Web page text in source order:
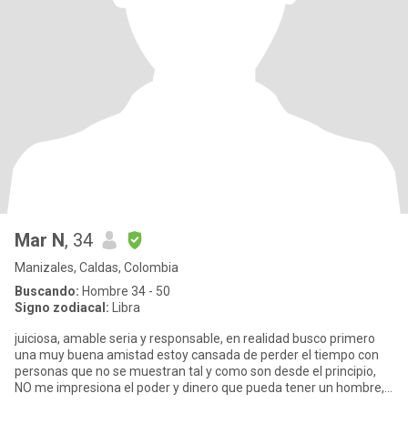
Mar N, 34
Manizales, Caldas, Colombia
Buscando: Hombre 34 - 50
Signo zodiacal: Libra
juiciosa, amable seria y responsable, en realidad busco primero
una muy buena amistad estoy cansada de perder el tiempo con
personas que no se muestran tal y como son desde el principio,
NO me impresiona el poder y dinero que pueda tener un hombre,